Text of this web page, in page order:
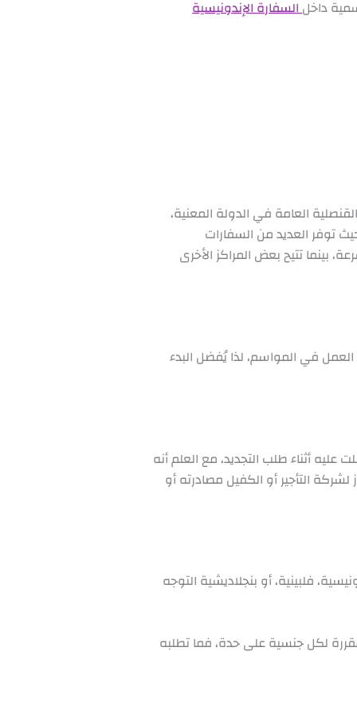
داخلالسفارة الإندونيسية
العامة في الدولة المعنية،
توفر العديد من السفارات
بينما تتيح بعض المراكز الأخرى
أنه يجب مراعاة ضغط العمل في المواسم، لذا يُفضل البدء
أثناء طلب التجديد، مع العلم أنه
التأجير أو الكفيل مصادرته أو
فلبينية، أو بنجلاديشية التوجه
لكل جنسية على حدة، فما تطلبه